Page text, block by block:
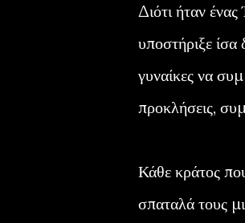
Διότι ήταν
υποστήριξε ίσα
γυναίκες να
προκλήσεις,
Κάθε κράτος
σπαταλά τους